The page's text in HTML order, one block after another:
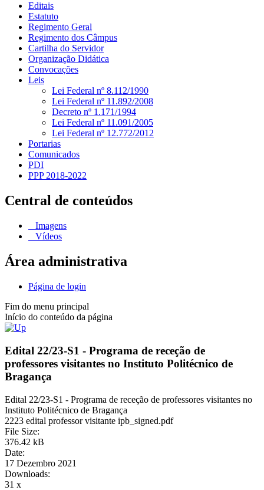
Editais
Estatuto
Regimento Geral
Regimento dos Câmpus
Cartilha do Servidor
Organização Didática
Convocações
Leis
Lei Federal nº 8.112/1990
Lei Federal nº 11.892/2008
Decreto nº 1.171/1994
Lei Federal nº 11.091/2005
Lei Federal nº 12.772/2012
Portarias
Comunicados
PDI
PPP 2018-2022
Central de conteúdos
Imagens
Vídeos
Área administrativa
Página de login
Fim do menu principal
Início do conteúdo da página
Edital 22/23-S1 - Programa de receção de
professores visitantes no Instituto Politécnico de
Bragança
Edital 22/23-S1 - Programa de receção de professores visitantes no
Instituto Politécnico de Bragança
2223 edital professor visitante ipb_signed.pdf
File Size:
376.42 kB
Date:
17 Dezembro 2021
Downloads:
31 x